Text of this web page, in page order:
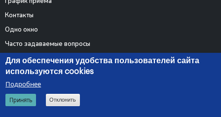
Контакты
Одно окно
Часто задаваемые вопросы
Электронные обращения
© 2026 Министерство связи и информатизации Республики
Для обеспечения удобства пользователей сайта
используются cookies
Подробнее
Принять Отклонить